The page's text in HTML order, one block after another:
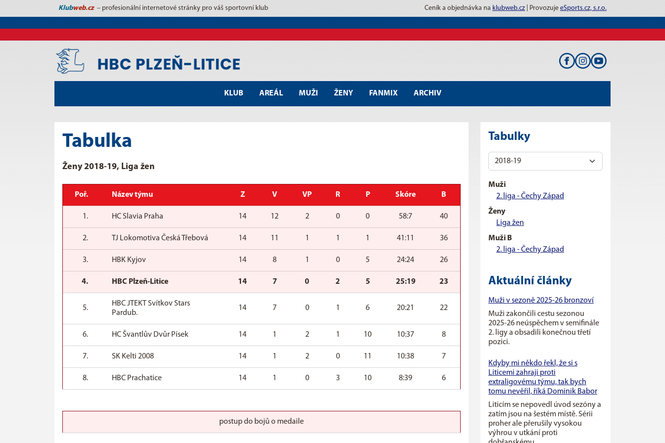
Klubweb.cz – profesionální internetové stránky pro váš sportovní klub Ceník a objednávka na klubweb.cz | Provozuje eSports.cz, s.r.o.
KLUB AREÁL MUŽI ŽENY FANMIX ARCHIV
Tabulka
Ženy 2018-19, Liga žen
Poř. Název týmu Z V VP R P Skóre B
1. HC Slavia Praha 14 12 2 0 0 58:7 40
2. TJ Lokomotiva Česká Třebová 14 11 1 1 1 41:11 36
3. HBK Kyjov 14 8 1 0 5 24:24 26
4. HBC Plzeň-Litice 14 7 0 2 5 25:19 23
5.
HBC JTEKT Svítkov Stars
Pardub.
14 7 0 1 6 20:21 22
6. HC Švantlův Dvůr Písek 14 1 2 1 10 10:37 8
7. SK Kelti 2008 14 1 2 0 11 10:38 7
8. HBC Prachatice 14 1 0 3 10 8:39 6
postup do bojů o medaile
Tabulky
Muži
2. liga - Čechy Západ
Ženy
Liga žen
Muži B
2. liga - Čechy Západ
Aktuální články
Muži v sezoně 2025-26 bronzoví
Muži zakončili cestu sezonou
2025-26 neúspěchem v semifinále
2. ligy a obsadili konečnou třetí
pozici.
Kdyby mi někdo řekl, že si s
Liticemi zahraji proti
extraligovému týmu, tak bych
tomu nevěřil, říká Dominik Babor
Liticím se nepovedl úvod sezóny a
zatím jsou na šestém místě. Sérii
proher ale přerušily vysokou
výhrou v utkání proti